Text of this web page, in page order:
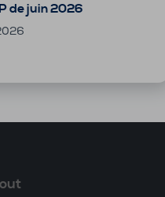
de juin 2026